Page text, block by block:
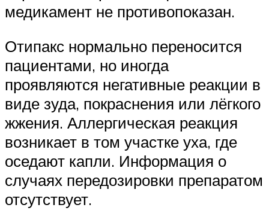
медикамент не противопоказан.
Отипакс нормально переносится
пациентами, но иногда
проявляются негативные реакции в
виде зуда, покраснения или лёгкого
жжения. Аллергическая реакция
возникает в том участке уха, где
оседают капли. Информация о
случаях передозировки препаратом
отсутствует.